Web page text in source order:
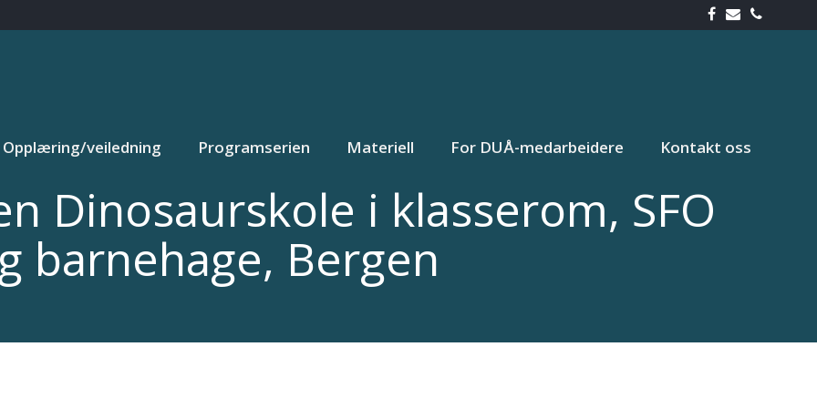
Opplæring/veiledning Programserien Materiell For DUÅ-medarbeidere Kontakt oss
Dinosaurskole i klasserom, SFO
barnehage, Bergen